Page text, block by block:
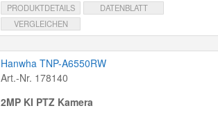
PRODUKTDETAILS
DATENBLATT
VERGLEICHEN
Hanwha TNP-A6550RW
Art.-Nr. 178140
2MP KI PTZ Kamera